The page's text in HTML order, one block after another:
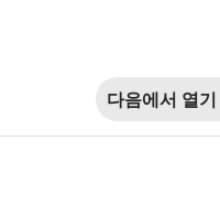
다음에서 열기